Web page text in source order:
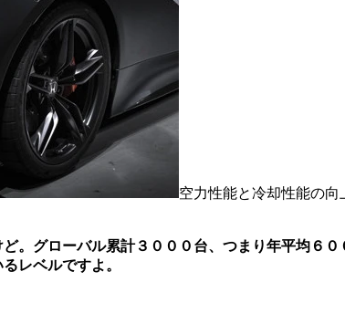
空力性能と冷却性能の
グローバル累計３０００台、つまり年平均６
レベルですよ。